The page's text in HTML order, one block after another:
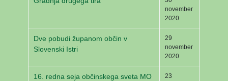
november
2020
Dve pobudi županom občin v
Slovenski Istri
29
november
2020
16. redna seja občinskega sveta MO
23